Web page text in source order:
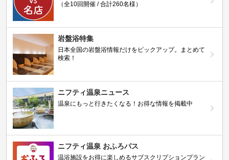
（全10回開催 / 合計260名様）
岩盤浴特集
日本全国の岩盤浴情報だけをピックアップ。まとめて
検索！
ニフティ温泉ニュース
温泉にもっと行きたくなる！お得な情報を掲載中
ニフティ温泉 おふろパス
温浴施設をお得に楽しめるサブスクリプションプラン